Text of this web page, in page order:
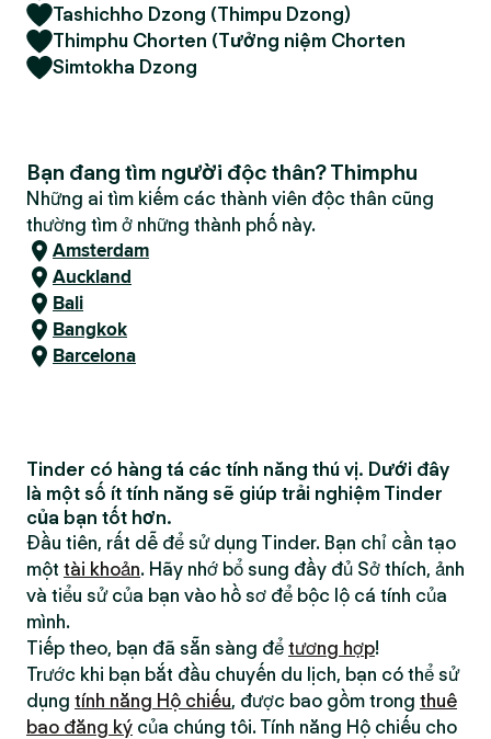
Tashichho Dzong (Thimpu Dzong)
Thimphu Chorten (Tưởng niệm Chorten
Simtokha Dzong
Bạn đang tìm người độc thân? Thimphu
Những ai tìm kiếm các thành viên độc thân cũng
thường tìm ở những thành phố này.
Amsterdam
Auckland
Bali
Bangkok
Barcelona
Tinder có hàng tá các tính năng thú vị. Dưới đây
là một số ít tính năng sẽ giúp trải nghiệm Tinder
của bạn tốt hơn.
Đầu tiên, rất dễ để sử dụng Tinder. Bạn chỉ cần tạo
một tài khoản. Hãy nhớ bổ sung đầy đủ Sở thích, ảnh
và tiểu sử của bạn vào hồ sơ để bộc lộ cá tính của
mình.
Tiếp theo, bạn đã sẵn sàng để tương hợp!
Trước khi bạn bắt đầu chuyến du lịch, bạn có thể sử
dụng tính năng Hộ chiếu, được bao gồm trong thuê
bao đăng ký của chúng tôi. Tính năng Hộ chiếu cho